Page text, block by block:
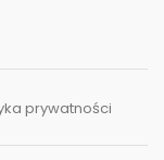
prywatności